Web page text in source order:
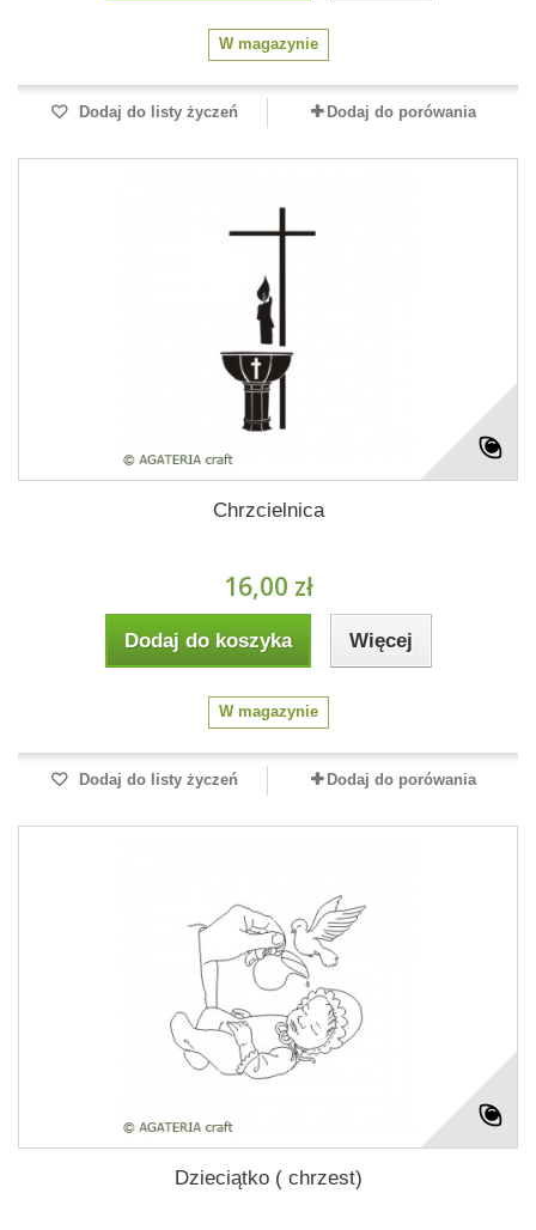
W magazynie
Dodaj do listy życzeń Dodaj do porówania
Chrzcielnica
16,00 zł
Dodaj do koszyka Więcej
W magazynie
Dodaj do listy życzeń Dodaj do porówania
Dzieciątko ( chrzest)